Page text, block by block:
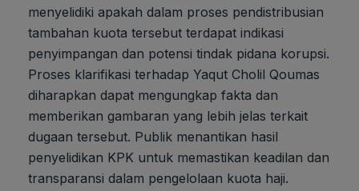
menyelidiki apakah dalam proses pendistribusian
tambahan kuota tersebut terdapat indikasi
penyimpangan dan potensi tindak pidana korupsi.
Proses klarifikasi terhadap Yaqut Cholil Qoumas
diharapkan dapat mengungkap fakta dan
memberikan gambaran yang lebih jelas terkait
dugaan tersebut. Publik menantikan hasil
penyelidikan KPK untuk memastikan keadilan dan
transparansi dalam pengelolaan kuota haji.